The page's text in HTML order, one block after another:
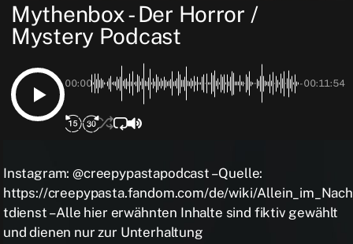
Mythenbox - Der Horror /
Mystery Podcast
00:00 -00:11:54
Instagram: @creepypastapodcast – Quelle:
https://creepypasta.fandom.com/de/wiki/Allein_im_Nach
tdienst – Alle hier erwähnten Inhalte sind fiktiv gewählt
und dienen nur zur Unterhaltung